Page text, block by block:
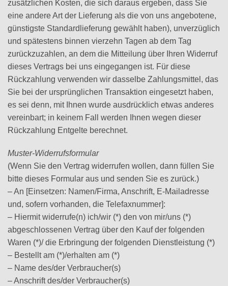
zusätzlichen Kosten, die sich daraus ergeben, dass Sie
eine andere Art der Lieferung als die von uns angebotene,
günstigste Standardlieferung gewählt haben), unverzüglich
und spätestens binnen vierzehn Tagen ab dem Tag
zurückzuzahlen, an dem die Mitteilung über Ihren Widerruf
dieses Vertrags bei uns eingegangen ist. Für diese
Rückzahlung verwenden wir dasselbe Zahlungsmittel, das
Sie bei der ursprünglichen Transaktion eingesetzt haben,
es sei denn, mit Ihnen wurde ausdrücklich etwas anderes
vereinbart; in keinem Fall werden Ihnen wegen dieser
Rückzahlung Entgelte berechnet.
Muster-Widerrufsformular
(Wenn Sie den Vertrag widerrufen wollen, dann füllen Sie
bitte dieses Formular aus und senden Sie es zurück.)
– An [Einsetzen: Namen/Firma, Anschrift, E-Mailadresse
und, sofern vorhanden, die Telefaxnummer]:
– Hiermit widerrufe(n) ich/wir (*) den von mir/uns (*)
abgeschlossenen Vertrag über den Kauf der folgenden
Waren (*)/ die Erbringung der folgenden Dienstleistung (*)
– Bestellt am (*)/erhalten am (*)
– Name des/der Verbraucher(s)
– Anschrift des/der Verbraucher(s)